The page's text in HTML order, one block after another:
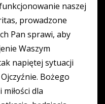
naszej
prowadzone
Pan sprawi, aby
Waszym
napiętej sytuacji
Bożego
dla